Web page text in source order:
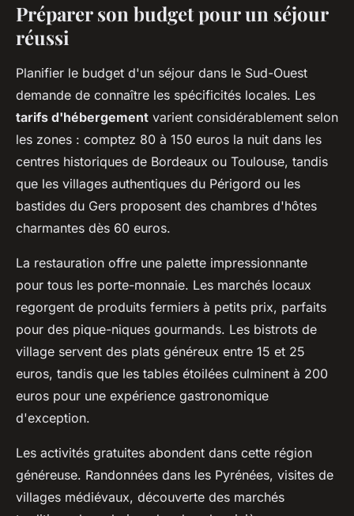
Préparer son budget pour un séjour
réussi
Planifier le budget d'un séjour dans le Sud-Ouest
demande de connaître les spécificités locales. Les
tarifs d'hébergement varient considérablement selon
les zones : comptez 80 à 150 euros la nuit dans les
centres historiques de Bordeaux ou Toulouse, tandis
que les villages authentiques du Périgord ou les
bastides du Gers proposent des chambres d'hôtes
charmantes dès 60 euros.
La restauration offre une palette impressionnante
pour tous les porte-monnaie. Les marchés locaux
regorgent de produits fermiers à petits prix, parfaits
pour des pique-niques gourmands. Les bistrots de
village servent des plats généreux entre 15 et 25
euros, tandis que les tables étoilées culminent à 200
euros pour une expérience gastronomique
d'exception.
Les activités gratuites abondent dans cette région
généreuse. Randonnées dans les Pyrénées, visites de
villages médiévaux, découverte des marchés